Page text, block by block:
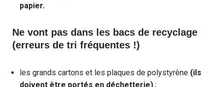
papier.
Ne vont pas dans les bacs de recyclage
(erreurs de tri fréquentes !)
les grands cartons et les plaques de polystyrène (ils
doivent être portés en déchetterie) ;